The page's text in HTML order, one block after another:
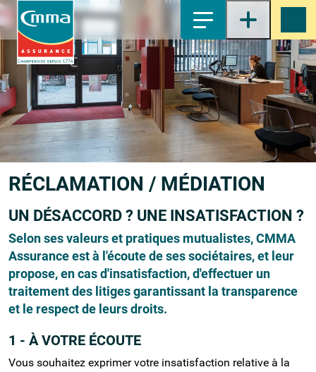
Contenu principal
2-Menu principal
3-Pied de page
4-
Recherche
RÉCLAMATION / MÉDIATION
UN DÉSACCORD ? UNE INSATISFACTION ?
Selon ses valeurs et pratiques mutualistes, CMMA
Assurance est à l'écoute de ses sociétaires, et leur
propose, en cas d'insatisfaction, d'effectuer un
traitement des litiges garantissant la transparence
et le respect de leurs droits.
1 - À VOTRE ÉCOUTE
Vous souhaitez exprimer votre insatisfaction relative à la